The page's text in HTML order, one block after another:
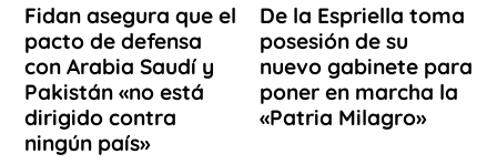
Fidan asegura que el
pacto de defensa
con Arabia Saudí y
Pakistán «no está
dirigido contra
ningún país»
De la Espriella toma
posesión de su
nuevo gabinete para
poner en marcha la
«Patria Milagro»